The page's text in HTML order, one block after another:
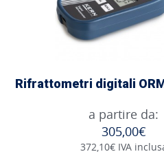
Rifrattometri digitali
a partire da:
305,00€
372,10€ IVA